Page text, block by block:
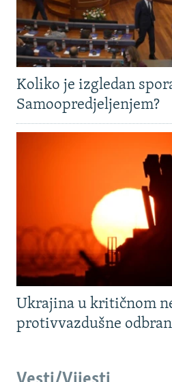
Koliko je izgledan
Samoopredjeljenjem?
Ukrajina u kritičnom
protivvazdušne